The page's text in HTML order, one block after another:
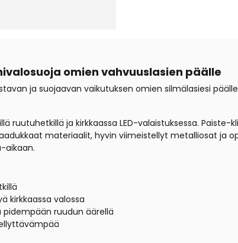
omien vahvuuslasien päälle
ja suojaavan vaikutuksen omien silmälasiesi
ruutuhetkillä ja kirkkaassa LED-valaistuksessa. Paiste-
materiaalit, hyvin viimeistellyt metalliosat ja
aikaan.
kirkkaassa valossa
ruudun äärellä